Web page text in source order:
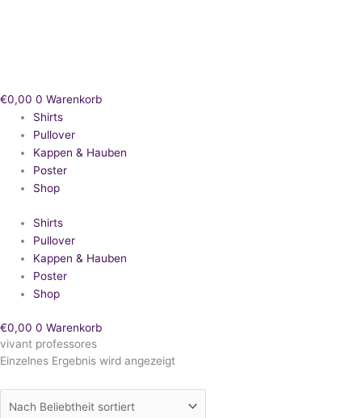
€0,00 0 Warenkorb
Shirts
Pullover
Kappen & Hauben
Poster
Shop
Shirts
Pullover
Kappen & Hauben
Poster
Shop
€0,00 0 Warenkorb
vivant professores
Einzelnes Ergebnis wird angezeigt